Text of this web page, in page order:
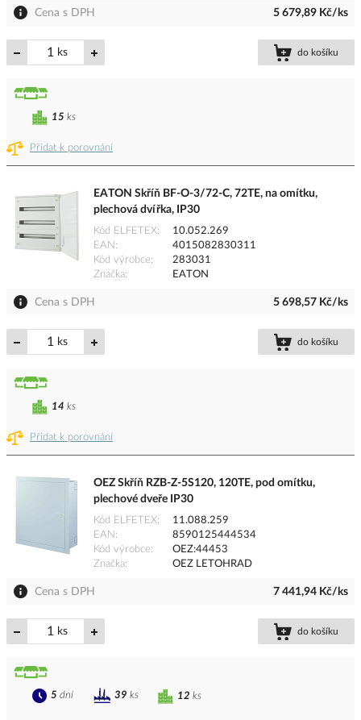
Cena s DPH 5 679,89 Kč/ks
ks do košíku
Přidat k porovnání
15 ks
EATON Skříň BF-O-3/72-C, 72TE, na omítku,
plechová dvířka, IP30
Kód ELFETEX
10.052.269
EAN
4015082830311
Kód výrobce
283031
Značka
EATON
Cena s DPH 5 698,57 Kč/ks
ks do košíku
Přidat k porovnání
14 ks
OEZ Skříň RZB-Z-5S120, 120TE, pod omítku,
plechové dveře IP30
Kód ELFETEX
11.088.259
EAN
8590125444534
Kód výrobce
OEZ:44453
Značka
OEZ LETOHRAD
Cena s DPH 7 441,94 Kč/ks
ks do košíku
12 ks
5 dní 39 ks